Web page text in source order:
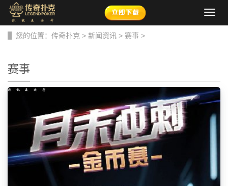
导
您的位置： 传奇扑克 > 新闻资讯 > 赛事 >
赛事